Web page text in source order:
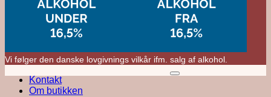
Vi følger den danske lovgivnings vilkår ifm. salg af alkohol.
Kontakt
Om butikken